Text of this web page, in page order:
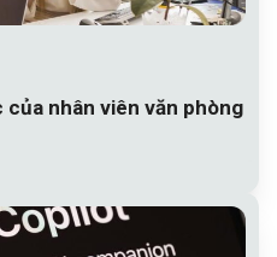
nhân viên văn phòng